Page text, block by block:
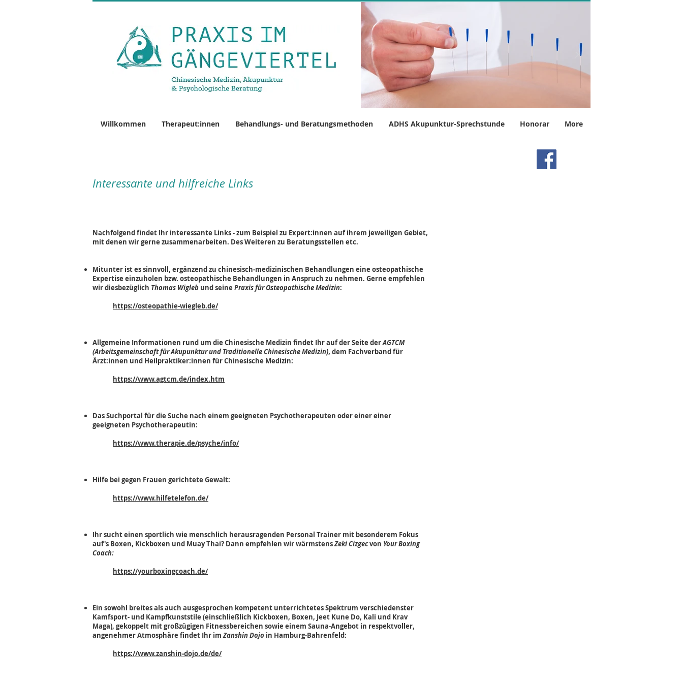
Willkommen Therapeut:innen Behandlungs- und Beratungsmethoden ADHS Akupunktur-Sprechstunde Honorar More
Interessante und hilfreiche Links
Nachfolgend findet Ihr interessante Links - zum Beispiel zu Expert:innen auf ihrem jeweiligen Gebiet,
mit denen wir gerne zusammenarbeiten. Des Weiteren zu Beratungsstellen etc.
Mitunter ist es sinnvoll, ergänzend zu chinesisch-medizinischen Behandlungen eine osteopathische
Expertise einzuholen bzw. osteopathische Behandlungen in Anspruch zu nehmen. Gerne empfehlen
wir diesbezüglich Thomas Wigleb und seine Praxis für Osteopathische Medizin:
https://osteopathie-wiegleb.de/
Allgemeine Informationen rund um die Chinesische Medizin findet Ihr auf der Seite derAGTCM
(Arbeitsgemeinschaft für Akupunktur und Traditionelle Chinesische Medizin), dem Fachverband für
Ärzt:innen und Heilpraktiker:innen für Chinesische Medizin:
https://www.agtcm.de/index.htm
Das Suchportal für die Suche nach einem geeigneten Psychotherapeuten oder einer einer
geeigneten Psychotherapeutin:
https://www.therapie.de/psyche/info/
Hilfe bei gegen Frauen gerichtete Gewalt:
https://www.hilfetelefon.de/
Ihr sucht einen sportlich wie menschlich herausragenden Personal Trainer mit besonderem Fokus
auf's Boxen, Kickboxen und Muay Thai? Dann empfehlen wir wärmstensZeki Cizgecvon Your Boxing
Coach:
https://yourboxingcoach.de/
Ein sowohl breites als auch ausgesprochen kompetent unterrichtetes Spektrum verschiedenster
Kamfsport- und Kampfkunststile (einschließlich Kickboxen, Boxen, Jeet Kune Do, Kali und Krav
Maga), gekoppelt mit großzügigen Fitnessbereichen sowie einem Sauna-Angebot in respektvoller,
angenehmer Atmosphäre findet Ihr imZanshin Dojo in Hamburg-Bahrenfeld:
https://www.zanshin-dojo.de/de/